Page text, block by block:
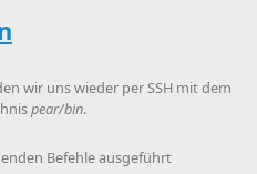
wir uns wieder per SSH mit dem
pear/bin.
Befehle ausgeführt